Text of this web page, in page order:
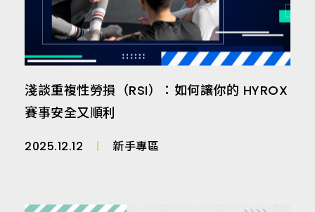
淺談重複性勞損（RSI）：如何讓你的 HYROX
賽事安全又順利
2025.12.12 新手專區